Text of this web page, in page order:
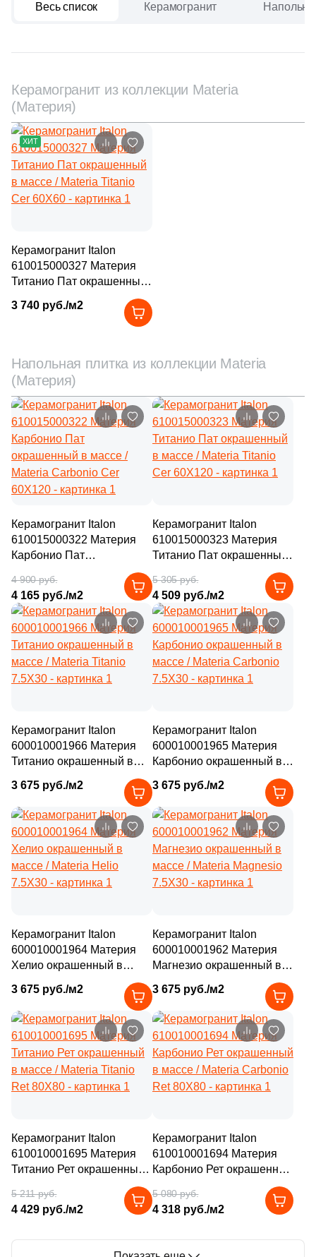
Весь список Керамогранит
Керамогранит из коллекции Materia
(Материя)
ХИТ
Керамогранит Italon
610015000327 Материя
Титанио Пат окрашенный
в массе / Materia Titanio
Cer 60X60
3 740 руб./м2
Напольная плитка из коллекции Materia
(Материя)
Керамогранит Italon
610015000322 Материя
Карбонио Пат
Materia Carbonio Cer
60X120
4 900 руб.
4 165 руб./м2
Керамогранит Italon
610015000323 Материя
Титанио Пат окрашенный
в массе / Materia Titanio
Cer 60X120
5 305 руб.
4 509 руб./м2
Керамогранит Italon
600010001966 Материя
Титанио окрашенный в
7.5X30
3 675 руб./м2
Керамогранит Italon
600010001965 Материя
Карбонио окрашенный в
массе / Materia Carbonio
7.5X30
3 675 руб./м2
Керамогранит Italon
600010001964 Материя
Хелио окрашенный в
7.5X30
3 675 руб./м2
Керамогранит Italon
600010001962 Материя
Магнезио окрашенный в
массе / Materia Magnesio
7.5X30
3 675 руб./м2
Керамогранит Italon
610010001695 Материя
Титанио Рет окрашенный
в массе / Materia Titanio
Ret 80X80
5 211 руб.
4 429 руб./м2
Керамогранит Italon
610010001694 Материя
Карбонио Рет окрашенный
в массе / Materia Carbonio
Ret 80X80
5 080 руб.
4 318 руб./м2